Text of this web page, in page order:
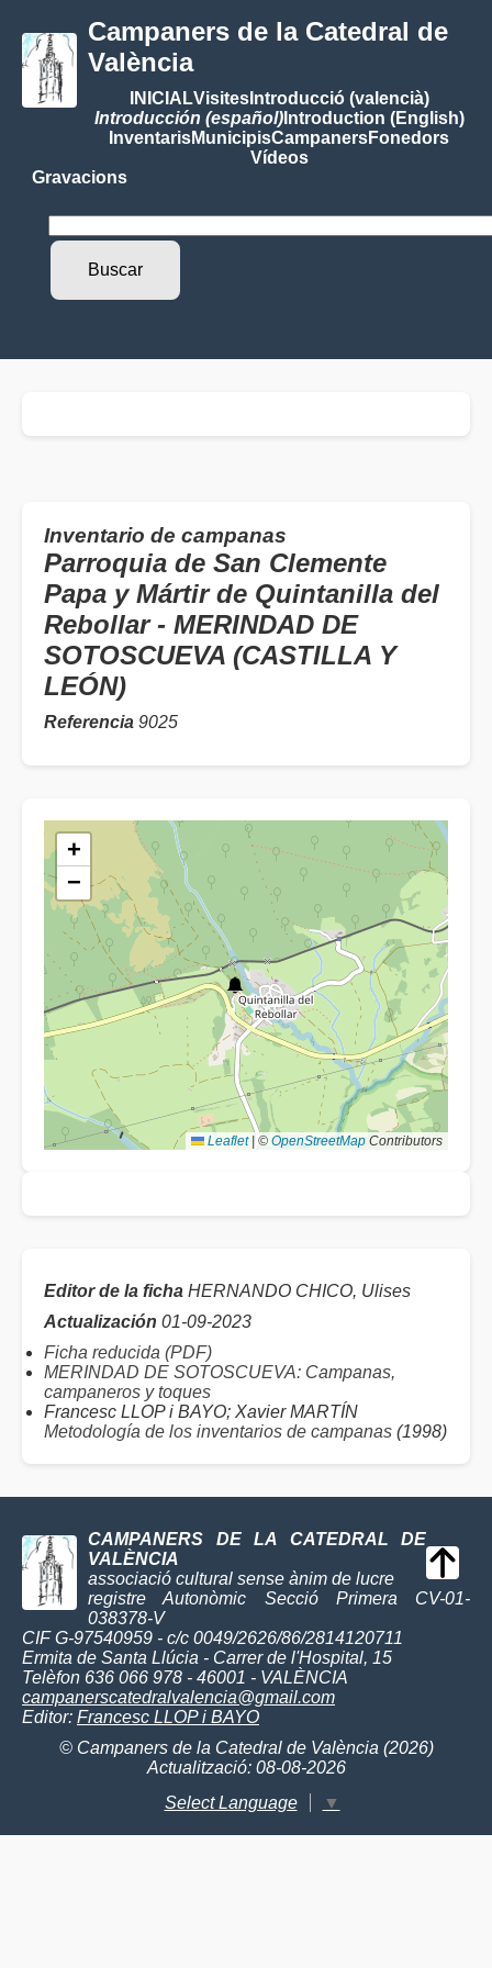
Campaners de la Catedral de
València
INICIALVisitesIntroducció (valencià)
Introducción (español)Introduction (English)
InventarisMunicipisCampanersFonedors
Vídeos
Gravacions
Inventario de campanas
Parroquia de San Clemente
Papa y Mártir de Quintanilla del
Rebollar - MERINDAD DE
SOTOSCUEVA (CASTILLA Y
LEÓN)
Referencia 9025
+
−
Leaflet © OpenStreetMap Contributors
Editor de la ficha HERNANDO CHICO, Ulises
Actualización 01-09-2023
Ficha reducida (PDF)
MERINDAD DE SOTOSCUEVA: Campanas,
campaneros y toques
Francesc LLOP i BAYO; Xavier MARTÍN
Metodología de los inventarios de campanas (1998)
CAMPANERS DE LA CATEDRAL DE
VALÈNCIA
associació cultural sense ànim de lucre
registre Autonòmic Secció Primera CV-01-
038378-V
CIF G-97540959 - c/c 0049/2626/86/2814120711
Ermita de Santa Llúcia - Carrer de l'Hospital, 15
Telèfon 636 066 978 - 46001 - VALÈNCIA
campanerscatedralvalencia@gmail.com
Editor: Francesc LLOP i BAYO
© Campaners de la Catedral de València (2026)
Actualització: 08-08-2026
Select Language
▼